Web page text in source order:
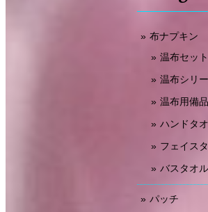
布ナプキン
温布セット
温布シリ
温布用備品
ハンドタ
フェイス
バスタオル
パッチ